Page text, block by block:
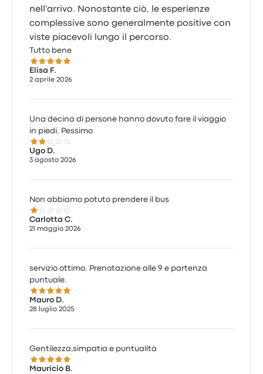
nell'arrivo. Nonostante ciò, le esperienze
complessive sono generalmente positive con
viste piacevoli lungo il percorso.
Tutto bene
5.0 su 5 stelle
Elisa F.
2 aprile 2026
Una decina di persone hanno dovuto fare il viaggio
in piedi. Pessimo
2.0 su 5 stelle
Ugo D.
3 agosto 2026
Non abbiamo potuto prendere il bus
1.0 su 5 stelle
Carlotta C.
21 maggio 2026
servizio ottimo. Prenotazione alle 9 e partenza
puntuale.
5.0 su 5 stelle
Mauro D.
28 luglio 2025
Gentilezza,simpatia e puntualità
5.0 su 5 stelle
Mauricio B.